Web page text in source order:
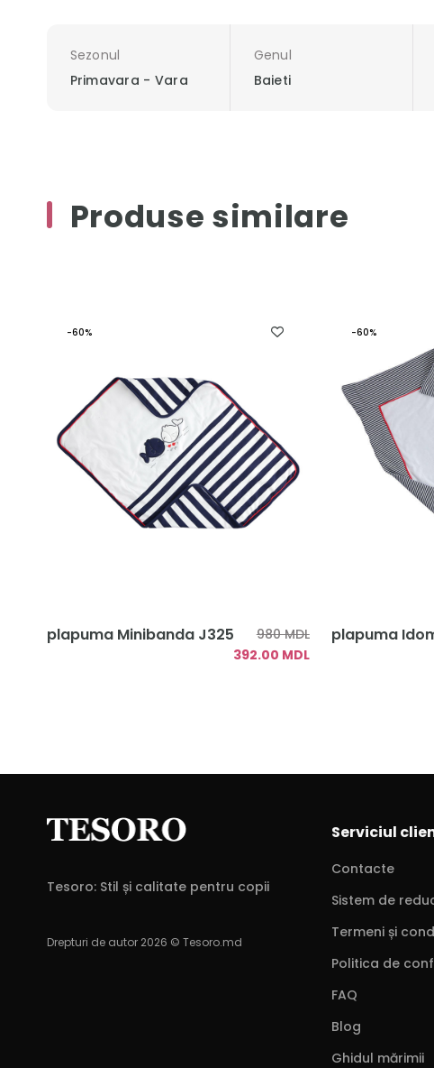
Sezonul
Primavara - Vara
Genul
Baieti
Produse similare
-60%
plapuma Minibanda J325
980 MDL
392.00 MDL
-60%
plapuma
Tesoro: Stil și calitate pentru copii
Drepturi de autor 2026 © Tesoro.md
Serviciul
Contacte
Sistem de
Termeni și
Politica de
FAQ
Blog
Ghidul mărimii